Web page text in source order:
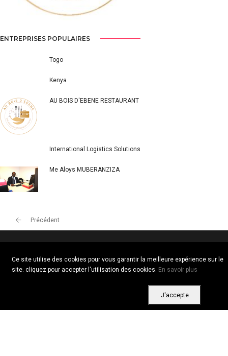
ENTREPRISES POPULAIRES
Togo
Kenya
AU BOIS D'EBENE RESTAURANT
International Logistics Solutions
Me Aloys MUBERANZIZA
Précédent
Ce site utilise des cookies pour vous garantir la meilleure expérience sur le
site. cliquez pour accepter l'utilisation des cookies. En savoir plus
J'accepte
Copyright © 2026 Tous droits réservés. Vitrine Africaine